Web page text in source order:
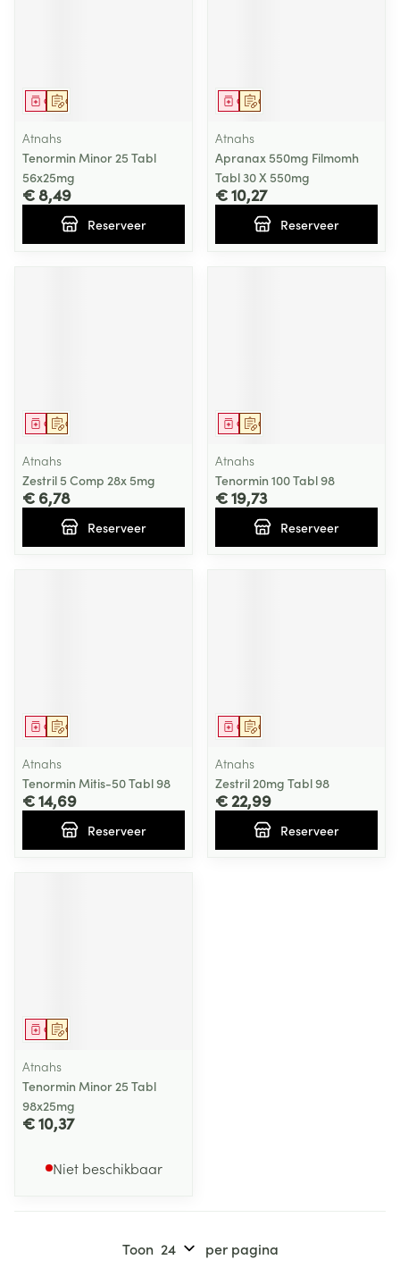
Op voorschrift
Geneesmiddel
Atnahs
Tenormin Minor 25 Tabl
56x25mg
€ 8,49
Reserveer
Op voorschrift
Geneesmiddel
Atnahs
Apranax 550mg Filmomh
Tabl 30 X 550mg
€ 10,27
Reserveer
Op voorschrift
Geneesmiddel
Atnahs
Zestril 5 Comp 28x 5mg
€ 6,78
Reserveer
Op voorschrift
Geneesmiddel
Atnahs
Tenormin 100 Tabl 98
€ 19,73
Reserveer
Op voorschrift
Geneesmiddel
Atnahs
Tenormin Mitis-50 Tabl 98
€ 14,69
Reserveer
Op voorschrift
Geneesmiddel
Atnahs
Zestril 20mg Tabl 98
€ 22,99
Reserveer
Op voorschrift
Geneesmiddel
Atnahs
Tenormin Minor 25 Tabl
98x25mg
€ 10,37
Niet beschikbaar
Toon per pagina